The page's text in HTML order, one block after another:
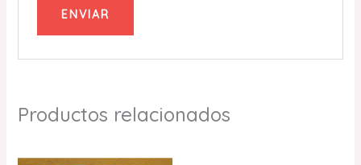
Productos relacionados